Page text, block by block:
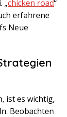
„chicken road“
erfahrene
Neue
ist es wichtig,
Beobachten